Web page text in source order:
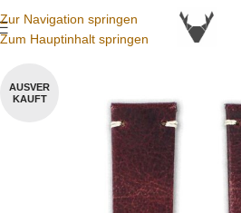
Zur Navigation springen
Zum Hauptinhalt springen
AUSVER
KAUFT